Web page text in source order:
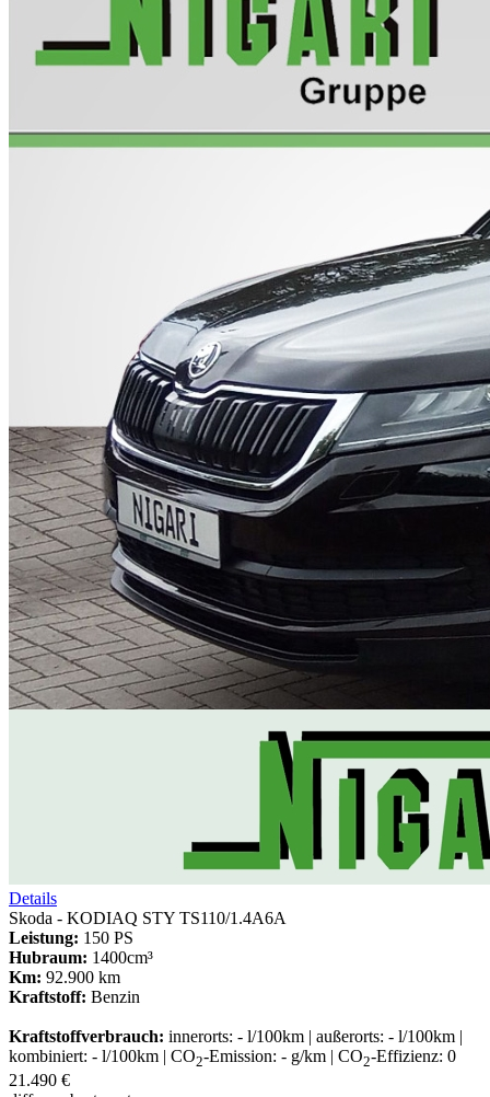
Details
Skoda - KODIAQ STY TS110/1.4A6A
Leistung: 150 PS
Hubraum: 1400cm³
Km: 92.900 km
Kraftstoff: Benzin
Kraftstoffverbrauch: innerorts: - l/100km | außerorts: - l/100km |
kombiniert: - l/100km | CO2-Emission: - g/km | CO2-Effizienz: 0
21.490 €